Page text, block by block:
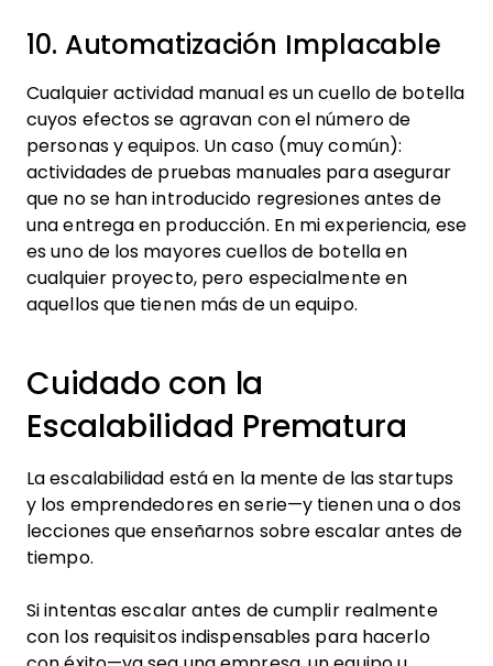
10. Automatización Implacable
Cualquier actividad manual es un cuello de botella
cuyos efectos se agravan con el número de
personas y equipos. Un caso (muy común):
actividades de pruebas manuales para asegurar
que no se han introducido regresiones antes de
una entrega en producción. En mi experiencia, ese
es uno de los mayores cuellos de botella en
cualquier proyecto, pero especialmente en
aquellos que tienen más de un equipo.
Cuidado con la
Escalabilidad Prematura
La escalabilidad está en la mente de las startups
y los emprendedores en serie—y tienen una o dos
lecciones que enseñarnos sobre escalar antes de
tiempo.
Si intentas escalar antes de cumplir realmente
con los requisitos indispensables para hacerlo